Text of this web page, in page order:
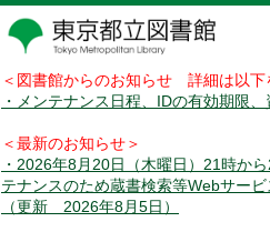
＜図書館からのお知らせ 詳細は以下
・メンテナンス日程、IDの有効期限
＜最新のお知らせ＞
・2026年8月20日（木曜日）21時か
テナンスのため蔵書検索等Webサービ
（更新 2026年8月5日）